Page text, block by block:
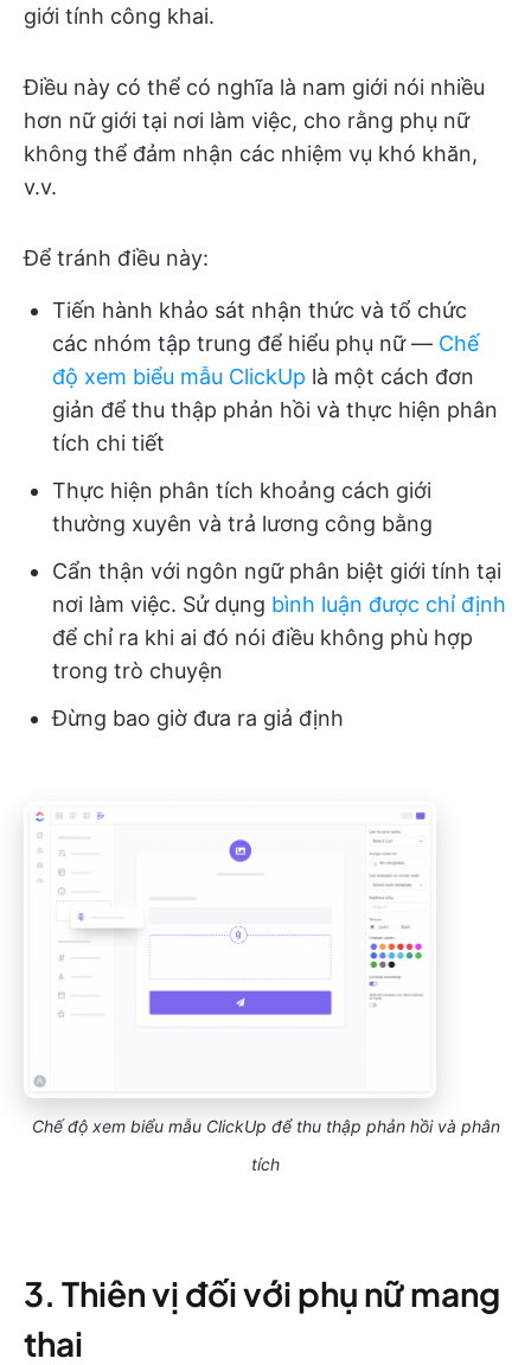
giới tính công khai.
Điều này có thể có nghĩa là nam giới nói nhiều
hơn nữ giới tại nơi làm việc, cho rằng phụ nữ
không thể đảm nhận các nhiệm vụ khó khăn,
v.v.
Để tránh điều này:
Tiến hành khảo sát nhận thức và tổ chức
các nhóm tập trung để hiểu phụ nữ — Chế
độ xem biểu mẫu ClickUp là một cách đơn
giản để thu thập phản hồi và thực hiện phân
tích chi tiết
Thực hiện phân tích khoảng cách giới
thường xuyên và trả lương công bằng
Cẩn thận với ngôn ngữ phân biệt giới tính tại
nơi làm việc. Sử dụng bình luận được chỉ định
để chỉ ra khi ai đó nói điều không phù hợp
trong trò chuyện
Đừng bao giờ đưa ra giả định
Chế độ xem biểu mẫu ClickUp để thu thập phản hồi và phân
tích
3. Thiên vị đối với phụ nữ mang
thai